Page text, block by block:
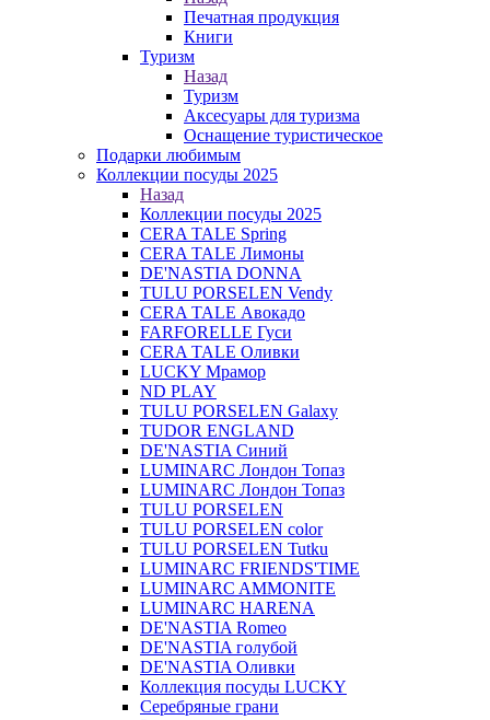
Печатная продукция
Книги
Туризм
Назад
Туризм
Аксесуары для туризма
Оснащение туристическое
Подарки любимым
Коллекции посуды 2025
Назад
Коллекции посуды 2025
CERA TALE Spring
CERA TALE Лимоны
DE'NASTIA DONNA
TULU PORSELEN Vendy
CERA TALE Авокадо
FARFORELLE Гуси
CERA TALE Оливки
LUCKY Мрамор
ND PLAY
TULU PORSELEN Galaxy
TUDOR ENGLAND
DE'NASTIA Синий
LUMINARC Лондон Топаз
LUMINARC Лондон Топаз
TULU PORSELEN
TULU PORSELEN color
TULU PORSELEN Tutku
LUMINARC FRIENDS'TIME
LUMINARC AMMONITE
LUMINARC HARENA
DE'NASTIA Romeo
DE'NASTIA голубой
DE'NASTIA Оливки
Коллекция посуды LUCKY
Серебряные грани